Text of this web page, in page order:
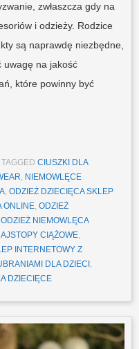
zwłaszcza gdy na
i odzieży. Rodzice
są naprawdę niezbędne,
uwagę na jakość
które powinny być
TAGGED CIUSZKI DLA
, NIEMOWLĘCE
, ODZIEŻ DZIECIĘCA SKLEP
ONLINE, ODZIEŻ
ODZIEŻ NIEMOWLĘCA
CIĄŻOWE,
INTERNETOWY Z
DLA DZIECI ,
DZIECIĘCE